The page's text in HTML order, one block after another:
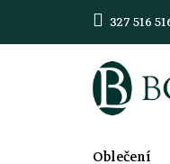
327 516
Oblečení